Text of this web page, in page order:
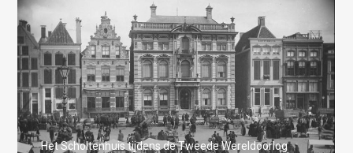
Het Scholtenhuis tijdens de Tweede Wereldoorlog